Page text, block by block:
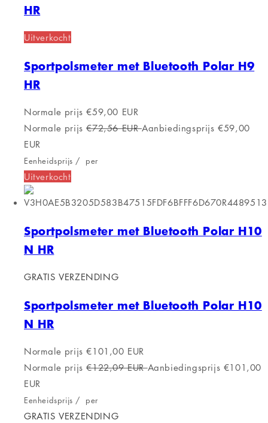
HR
Uitverkocht
Sportpolsmeter met Bluetooth Polar H9
HR
Normale prijs €59,00 EUR
Normale prijs €72,56 EURAanbiedingsprijs €59,00
EUR
Eenheidsprijs / per
Uitverkocht
Sportpolsmeter met Bluetooth Polar H10
N HR
GRATIS VERZENDING
Sportpolsmeter met Bluetooth Polar H10
N HR
Normale prijs €101,00 EUR
Normale prijs €122,09 EURAanbiedingsprijs €101,00
EUR
Eenheidsprijs / per
GRATIS VERZENDING